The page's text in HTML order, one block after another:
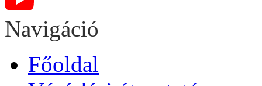
Navigáció
Főoldal